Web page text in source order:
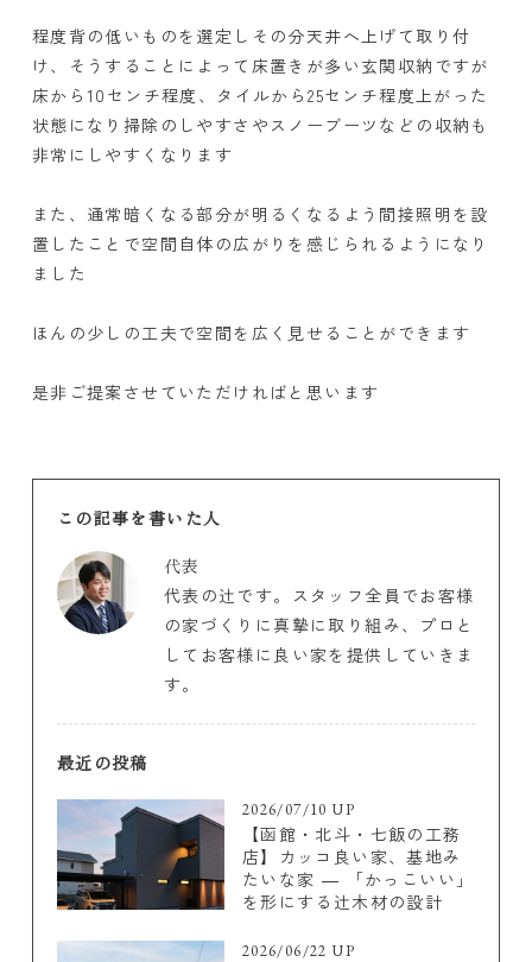
程度背の低いものを選定しその分天井へ上げて取り付
け、そうすることによって床置きが多い玄関収納ですが
床から10センチ程度、タイルから25センチ程度上がった
状態になり掃除のしやすさやスノーブーツなどの収納も
非常にしやすくなります
また、通常暗くなる部分が明るくなるよう間接照明を設
置したことで空間自体の広がりを感じられるようになり
ました
ほんの少しの工夫で空間を広く見せることができます
是非ご提案させていただければと思います
この記事を書いた人
代表
代表の辻です。スタッフ全員でお客様
の家づくりに真摯に取り組み、プロと
してお客様に良い家を提供していきま
す。
最近の投稿
2026/07/10 UP
【函館・北斗・七飯の工務
店】カッコ良い家、基地み
たいな家 ― 「かっこいい」
を形にする辻木材の設計
2026/06/22 UP